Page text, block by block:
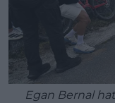
Egan Bernal